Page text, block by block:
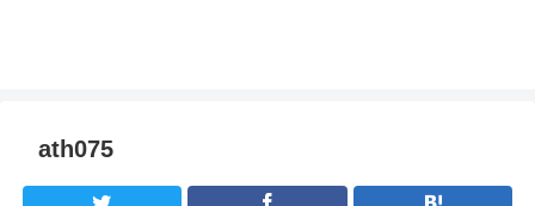
ath075